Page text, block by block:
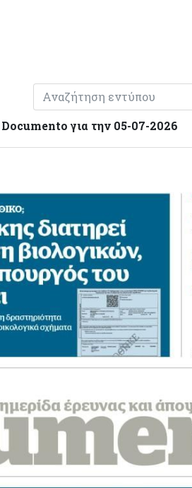
Documento για την 05-07-2026